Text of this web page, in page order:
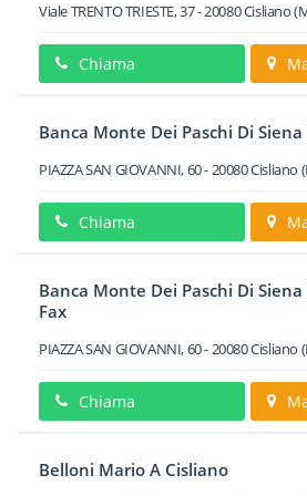
Viale TRENTO TRIESTE, 37-20080Cisliano
Chiama
Banca Monte Dei Paschi Di
PIAZZA SAN GIOVANNI, 60-20080Cisliano
Chiama
Banca Monte Dei Paschi Di
Fax
PIAZZA SAN GIOVANNI, 60-20080Cisliano
Chiama
Belloni Mario A Cisliano